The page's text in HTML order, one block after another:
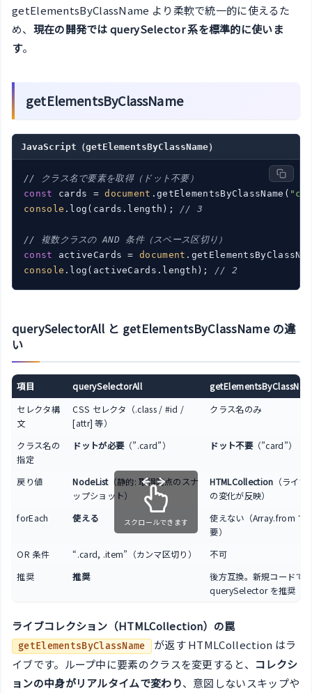
getElementsByClassName より柔軟で統一的に使えるた
め、 現在の開発では querySelector 系を標準的に使いま
す。
getElementsByClassName
JavaScript（getElementsByClassName）
// クラス名で要素を取得（ドット不要）
const cards = document .getElementsByClassName(
console .log(cards.length); // 3
// 複数クラスの AND 条件（スペース区切り）
const activeCards = document
console .log(activeCards.length); // 2
querySelectorAll と getElementsByClassName の違
い
項目 querySelectorAll
セレクタ構
文
CSS セレクタ（.class / #id /
[attr] 等）
クラス名のみ
クラス名の
指定
ドットが必要（”.card”） ドット不要（”card”）
戻り値 NodeList（静的: 取得時点のスナ
ップショット）
HTMLCollection （ライ
の変化が反映）
forEach
使える
使えない（Array.from で
要）
OR 条件
“.card, .item”（カンマ区切り）
不可
推奨
推奨
後方互換。新規コードでは
querySelector を推奨
スクロールできます
ライブコレクション（HTMLCollection）の罠
getElementsByClassName
が返す HTMLCollection はラ
イブです。ループ中に要素のクラスを変更すると、 コレクシ
ョンの中身がリアルタイムで変わり、意図しないスキップや